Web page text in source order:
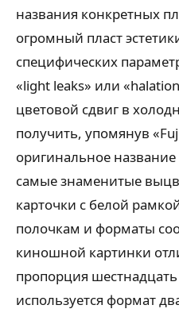
названия конкретных
огромный пласт
специфических
«light leaks» или
цветовой сдвиг в
получить, упомянув
оригинальное название
самые знаменитые
карточки с белой
полочкам и форматы
киношной картинки
пропорция
используется формат